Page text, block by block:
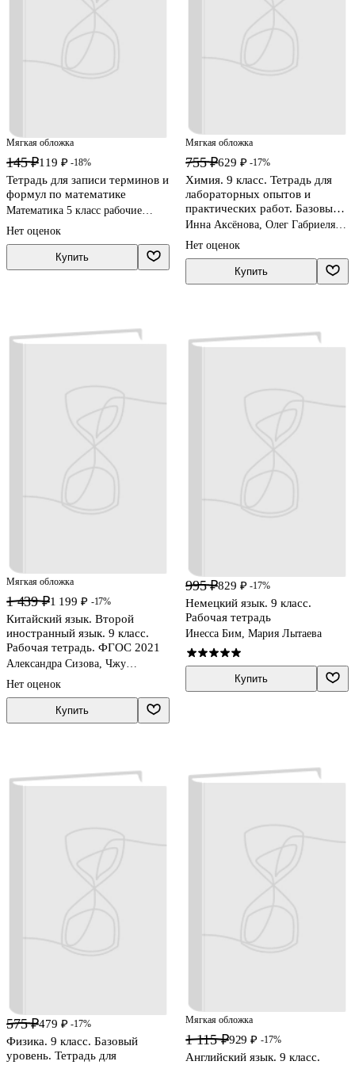
Мягкая обложка
145 ₽119 ₽ -18%
Тетрадь для записи терминов и
формул по математике
Математика 5 класс рабочие
Нет оценок
Купить
Мягкая обложка
755 ₽629 ₽ -17%
Химия. 9 класс. Тетрадь для
лабораторных опытов и
практических работ. Базовый
уровень. ФГОС 2021
Инна Аксёнова, Олег Габриелян,
Нет оценок
Купить
Мягкая обложка
1 439 ₽1 199 ₽ -17%
Китайский язык. Второй
иностранный язык. 9 класс.
Рабочая тетрадь. ФГОС 2021
Александра Сизова, Чжу
Нет оценок
Купить
995 ₽829 ₽ -17%
Немецкий язык. 9 класс.
Рабочая тетрадь
Инесса Бим, Мария Лытаева
Купить
575 ₽479 ₽ -17%
Физика. 9 класс. Базовый
уровень. Тетрадь для
Мягкая обложка
1 115 ₽929 ₽ -17%
Английский язык. 9 класс.